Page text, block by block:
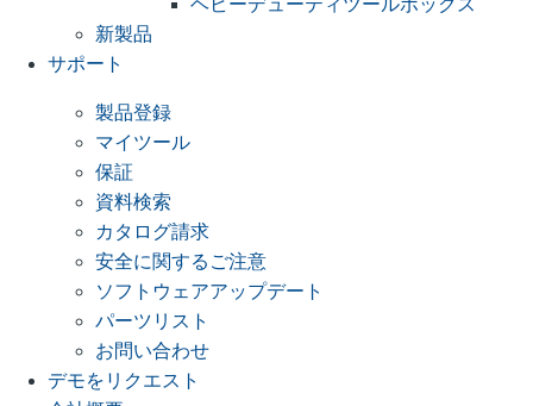
ヘビーデューティツールボックス
新製品
サポート
製品登録
マイツール
保証
資料検索
カタログ請求
安全に関するご注意
ソフトウェアアップデート
パーツリスト
お問い合わせ
デモをリクエスト